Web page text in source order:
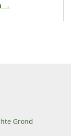
→
Grond